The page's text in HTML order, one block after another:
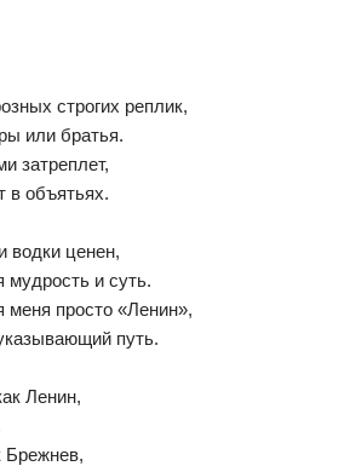
строгих реплик,
или братья.
затреплет,
в объятьях.
водки ценен,
мудрость и суть.
просто «Ленин»,
путь.
Ленин,
Брежнев,